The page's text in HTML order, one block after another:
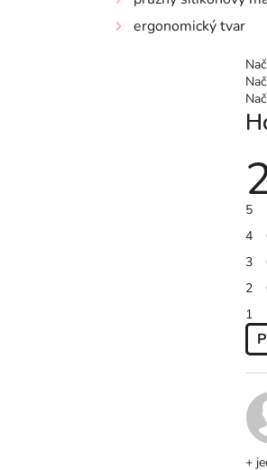
ergonomický tvar
5
4
3
2
1
P
I
S
+